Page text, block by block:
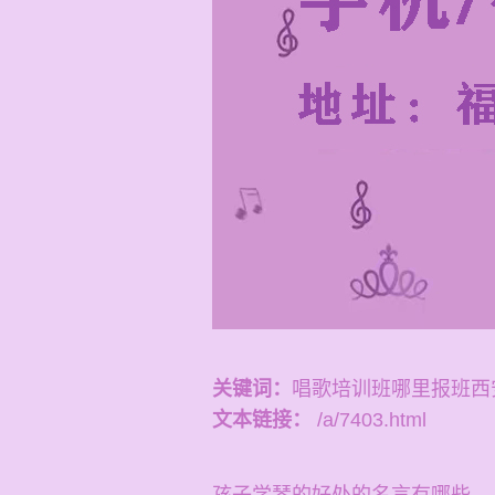
关键词： 唱歌培训班哪里报班西
文本链接：
/a/7403.html